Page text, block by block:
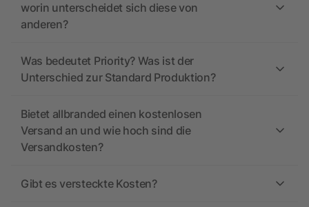
worin unterscheidet sich diese von
anderen?
Was bedeutet Priority? Was ist der
Unterschied zur Standard Produktion?
Bietet allbranded einen kostenlosen
Versand an und wie hoch sind die
Versandkosten?
Gibt es versteckte Kosten?